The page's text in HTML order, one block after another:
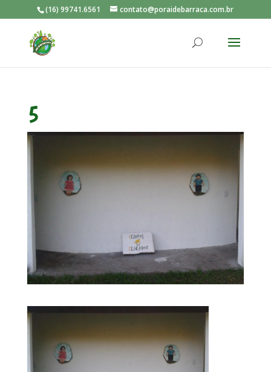
(16) 99741.6561 contato@poraidebarraca.com.br
5